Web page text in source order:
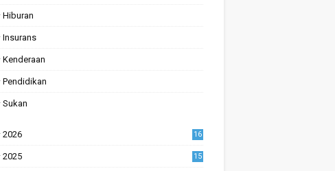
Hiburan
Insurans
Kenderaan
Pendidikan
Sukan
2026 16
2025 15